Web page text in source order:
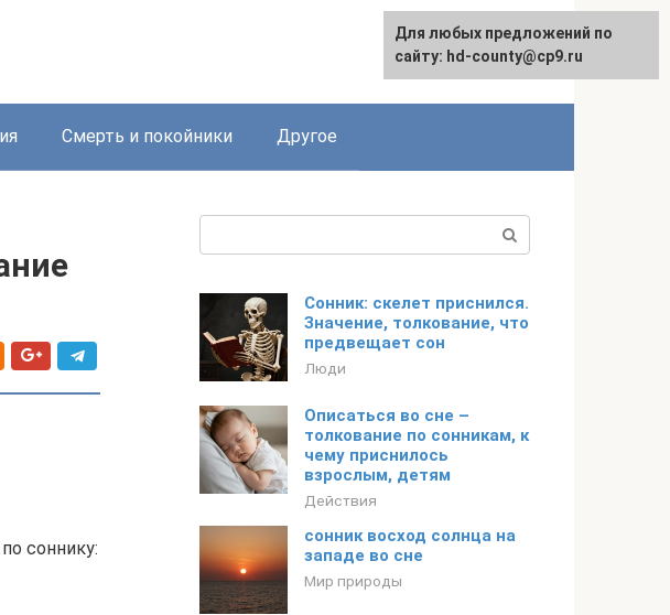
Смерть и покойники Другое
соннику:
Сонник: скелет приснился.
Значение, толкование, что
предвещает сон
Люди
Описаться во сне –
толкование по сонникам, к
чему приснилось
взрослым, детям
Действия
сонник восход солнца на
западе во сне
Мир природы
Для любых предложений по
сайту: hd-county@cp9.ru